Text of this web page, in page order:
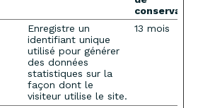
Enregistre un
identifiant unique
utilisé pour générer
des données
statistiques sur la
façon dont le
visiteur utilise le site.
13 mois